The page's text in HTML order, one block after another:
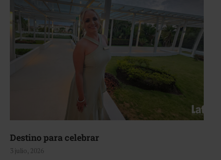
Destino para celebrar
3 julio, 2026